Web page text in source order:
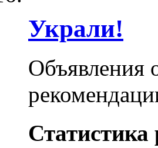
Украли!
Объявления
Статистика